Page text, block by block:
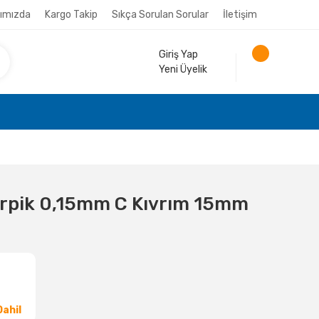
Kargo Takip Sıkça Sorulan Sorular İletişim
Giriş Yap
Yeni Üyelik
0,15mm C Kıvrım 15mm